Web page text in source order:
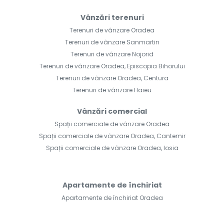
Vânzări terenuri
Terenuri de vânzare Oradea
Terenuri de vânzare Sanmartin
Terenuri de vânzare Nojorid
Terenuri de vânzare Oradea, Episcopia Bihorului
Terenuri de vânzare Oradea, Centura
Terenuri de vânzare Haieu
Vânzări comercial
Spații comerciale de vânzare Oradea
Spații comerciale de vânzare Oradea, Cantemir
Spații comerciale de vânzare Oradea, Iosia
Apartamente de închiriat
Apartamente de închiriat Oradea